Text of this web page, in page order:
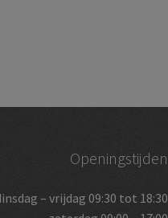
Openingstijden
– vrijdag 09:30 tot 18:30